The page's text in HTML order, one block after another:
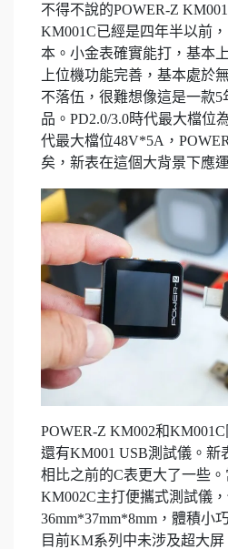
不得不說的POWER-Z
KM001C已經是四年半以前
本。小金表確實能打，基本
上位機功能完善，基本處於
不落伍，很難想像這是一款
品。PD2.0/3.0時代最大檔位
代最大檔位48V*5A，
矣，新表在這個大背景下應
POWER-Z KM002和
還有KM001 USB測試儀。新
相比之前的C表更大了一些。
KM002C主打便攜式測試儀
36mm*37mm*8mm，體積小
目前KM系列中未涉及超大